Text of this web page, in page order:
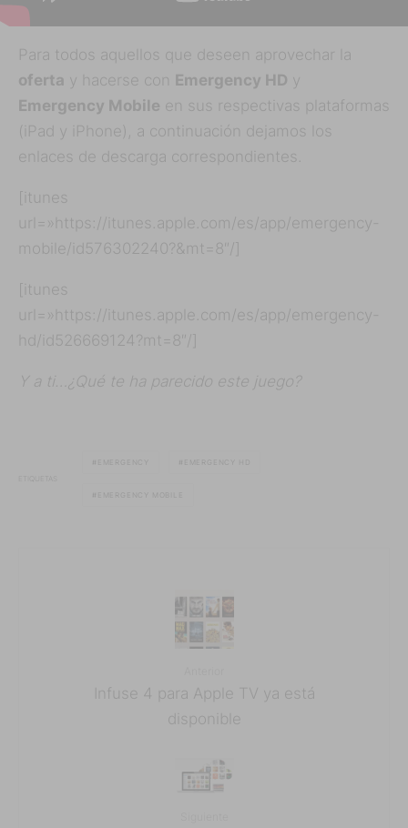
Para todos aquellos que deseen aprovechar la
oferta y hacerse con Emergency HD y
Emergency Mobile en sus respectivas plataformas
(iPad y iPhone), a continuación dejamos los
enlaces de descarga correspondientes.
[itunes
url=»https://itunes.apple.com/es/app/emergency-
mobile/id576302240?&mt=8″/]
[itunes
url=»https://itunes.apple.com/es/app/emergency-
hd/id526669124?mt=8″/]
Y a ti…¿Qué te ha parecido este juego?
EMERGENCY EMERGENCY HD
EMERGENCY MOBILE
Infuse 4 para Apple TV ya está
disponible